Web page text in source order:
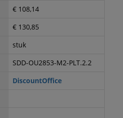
€ 108,14
€ 130,85
stuk
SDD-OU2853-M2-PLT.2.2
DiscountOffice